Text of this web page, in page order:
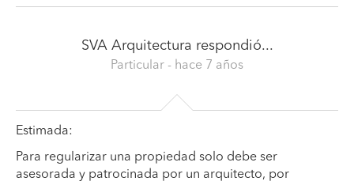
SVA Arquitectura respondió...
Particular - hace 7 años
Estimada:
Para regularizar una propiedad solo debe ser
asesorada y patrocinada por un arquitecto, por